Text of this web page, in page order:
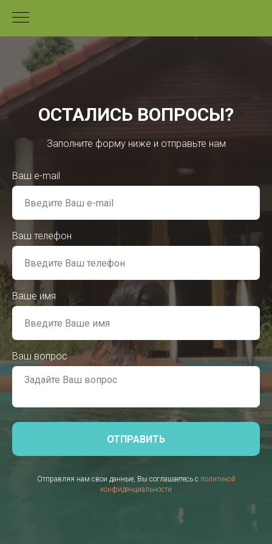
ОСТАЛИСЬ ВОПРОСЫ?
Заполните форму ниже и отправьте нам
Ваш e-mail
Ваш телефон
Ваше имя
Ваш вопрос
ОТПРАВИТЬ
Отправляя нам свои данные, Вы соглашаетесь с политикой
конфиденциальности